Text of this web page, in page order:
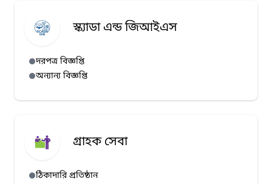
স্ক্যাডা এন্ড জিআইএস
দরপত্র বিজ্ঞপ্তি
অন্যান্য বিজ্ঞপ্তি
গ্রাহক সেবা
ঠিকাদারি প্রতিষ্ঠান